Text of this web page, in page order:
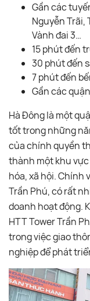
Gần các
Nguyễn Trãi,
Vành đai 3…
15 phút đến
30 phút đến
7 phút đến
Gần các
Hà Đông là một
tốt trong những
của chính quyền
thành một khu
hóa, xã hội. Chính
Trần Phú, có rất
doanh hoạt động.
HTT Tower Trần
trong việc giao
nghiệp để phát